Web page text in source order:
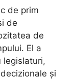
de prim
de
de
El a
legislaturi,
și